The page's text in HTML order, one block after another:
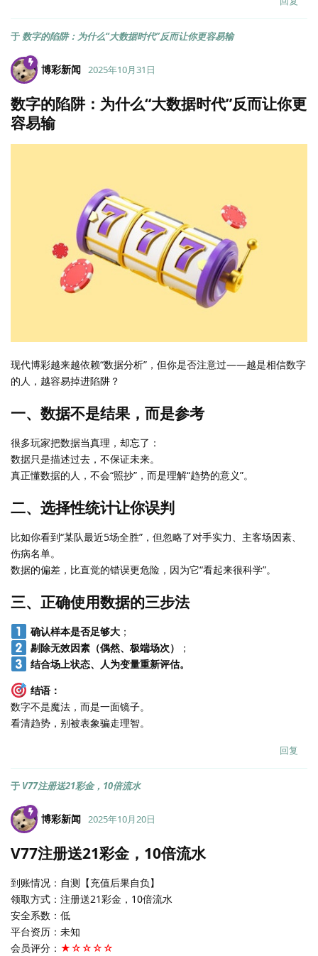
于 数字的陷阱：为什么“大数据时代”反而让你更容易输
博彩新闻 2025年10月31日
数字的陷阱：为什么“大数据时代”反而让你更
容易输
现代博彩越来越依赖“数据分析”，但你是否注意过——越是相信数字
的人，越容易掉进陷阱？
一、数据不是结果，而是参考
很多玩家把数据当真理，却忘了：
数据只是描述过去，不保证未来。
真正懂数据的人，不会“照抄”，而是理解“趋势的意义”。
二、选择性统计让你误判
比如你看到“某队最近5场全胜”，但忽略了对手实力、主客场因素、
伤病名单。
数据的偏差，比直觉的错误更危险，因为它“看起来很科学”。
三、正确使用数据的三步法
确认样本是否足够大；
剔除无效因素（偶然、极端场次）
；
结合场上状态、人为变量重新评估。
结语：
数字不是魔法，而是一面镜子。
看清趋势，别被表象骗走理智。
回复
于 V77注册送21彩金，10倍流水
博彩新闻 2025年10月20日
V77注册送21彩金，10倍流水
到账情况：自测【充值后果自负】
领取方式：注册送21彩金，10倍流水
安全系数：低
平台资历：未知
会员评分： ★☆☆☆☆